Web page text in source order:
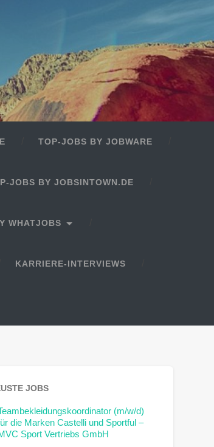
TOP-JOBS BY JOBWARE
JOBS BY JOBSINTOWN.DE
WHATJOBS
KARRIERE-INTERVIEWS
JOBS
(m/w/d)
die Marken Castelli und Sportful –
Sport Vertriebs GmbH